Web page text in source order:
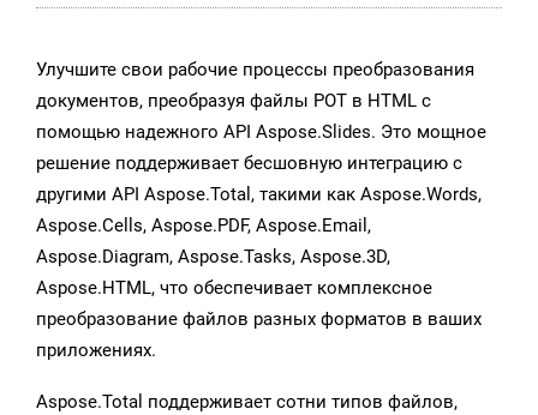
Улучшите свои рабочие процессы преобразования
документов, преобразуя файлы POT в HTML с
помощью надежного API Aspose.Slides. Это мощное
решение поддерживает бесшовную интеграцию с
другими API Aspose.Total, такими как Aspose.Words,
Aspose.Cells, Aspose.PDF, Aspose.Email,
Aspose.Diagram, Aspose.Tasks, Aspose.3D,
Aspose.HTML, что обеспечивает комплексное
преобразование файлов разных форматов в ваших
приложениях.
Aspose.Total поддерживает сотни типов файлов,